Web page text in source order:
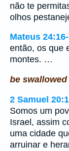
não te
olhos
Mateus
então, os que
montes. …
be swallowed
2 Samuel
Somos um
Israel, assim
uma cidade
arruinar e